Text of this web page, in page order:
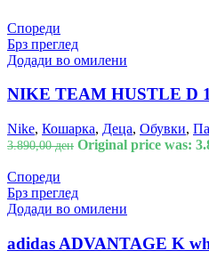
Спореди
Брз преглед
Додади во омилени
NIKE TEAM HUSTLE D
Nike, Кошарка, Деца, Обувки,
3.890,00ден Original price was:
Спореди
Брз преглед
Додади во омилени
adidas ADVANTAGE K